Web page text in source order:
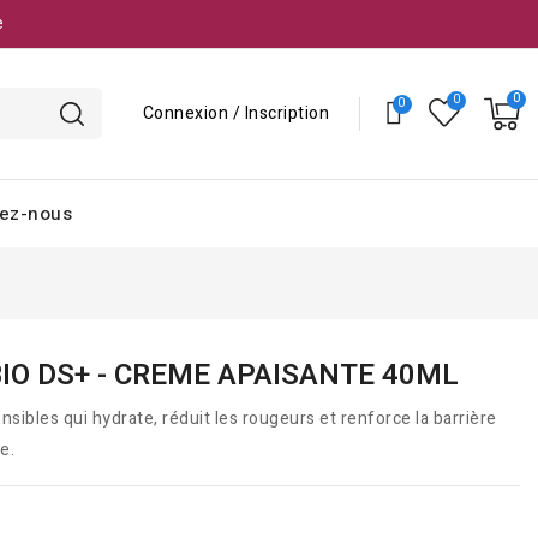
Connexion / Inscription
nous
DS+ - CREME APAISANTE 40ML
qui hydrate, réduit les rougeurs et renforce la barrière